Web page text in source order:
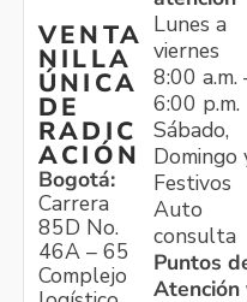
VENTA
NILLA
ÚNICA
DE
RADIC
ACIÓN
Bogotá:
Carrera
85D No.
46A – 65
Complejo
Lunes a
viernes
8:00 a.m.
6:00 p.m.
Sábado,
Domingo
Festivos
Auto
consulta
Puntos
Atención